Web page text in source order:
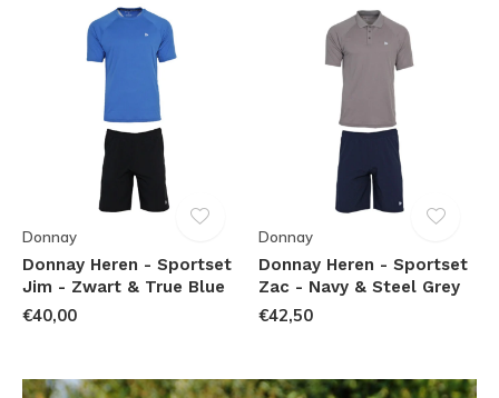
Donnay
Donnay Heren - Sportset
Jim - Zwart & True Blue
€40,00
Donnay
Donnay Heren - Sportset
Zac - Navy & Steel Grey
€42,50